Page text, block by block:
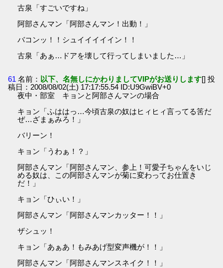
古泉「すごいですね」
阿部さんマン「阿部さんマン！出動！」
バコンッ！！シュイイイイイン！！
古泉「あぁ…ドアを壊して行ってしまいました…」
61 名前： 以下、名無しにかわりましてVIPがお送りします[] 投
稿日：2008/08/02(土) 17:17:55.54 ID:U9GwiBV+0
夜中・部室 キョンと阿部さんマンの場合
キョン「ふははっ…今頃古泉の奴はヒィヒィ言ってる筈だ
ぜ…ざまぁみろ！」
バリーン！
キョン「うわぁ！？」
阿部さんマン「阿部さんマン、参上！可愛子ちゃんをいじ
める奴は、この阿部さんマンが菊に変わってお仕置き
だ！」
キョン「ひぃい！」
阿部さんマン「阿部さんマンカッター！！」
ザシュッ！
キョン「あぁあ！もみあげ型変声機が！！」
阿部さんマン「阿部さんマンスネイク！！」